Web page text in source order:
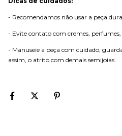
- Recomendamos não usar a peça
- Evite contato com cremes, perfumes,
- Manuseie a peça com cuidado,
assim, o atrito com demais semijoias.